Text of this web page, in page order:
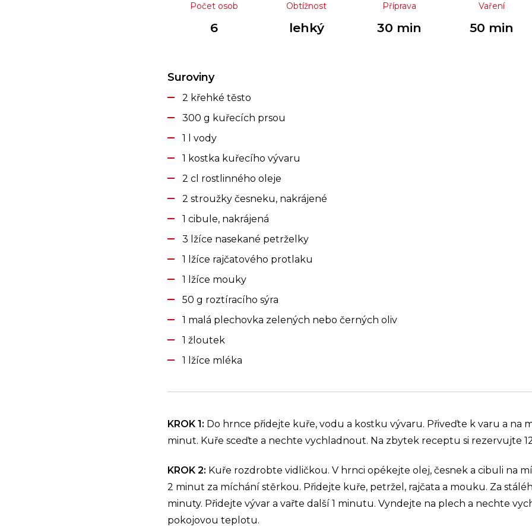
Počet osob
6
Obtížnost
lehký
Příprava
30 min
Vaření
50 min
Suroviny
2 křehké těsto
300 g kuřecích prsou
1 l vody
1 kostka kuřecího vývaru
2 cl rostlinného oleje
2 stroužky česneku, nakrájené
1 cibule, nakrájená
3 lžíce nasekané petrželky
1 lžíce rajčatového protlaku
1 lžíce mouky
50 g roztíracího sýra
1 malá plechovka zelených nebo černých oliv
1 žloutek
1 lžíce mléka
KROK 1: Do hrnce přidejte kuře, vodu a kostku vývaru. Přiveďte k varu a na
minut. Kuře sceďte a nechte vychladnout. Na zbytek receptu si rezervujte
KROK 2: Kuře rozdrobte vidličkou. V hrnci opékejte olej, česnek a cibuli na
2 minut za míchání stěrkou. Přidejte kuře, petržel, rajčata a mouku. Za
minuty. Přidejte vývar a vařte další 1 minutu. Vyndejte na plech a nechte
pokojovou teplotu.